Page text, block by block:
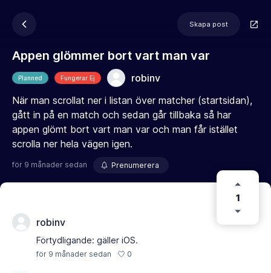
Skapa post
Appen glömmer bort vart man var
Planned Fungerar Ej
robinv
När man scrollat ner i listan över matcher (startsidan),
gått in på en match och sedan går tillbaka så har
appen glömt bort vart man var och man får istället
scrolla ner hela vägen igen.
för 9 månader sedan Prenumerera
1
robinv
Förtydligande: gäller iOS.
för 9 månader sedan 0